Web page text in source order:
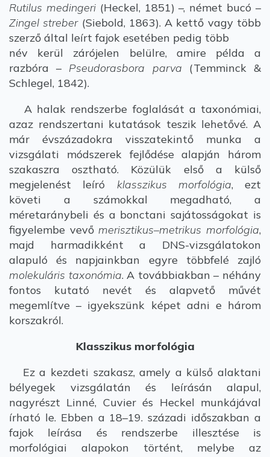
Rutilus medingeri (Heckel, 1851) –, német bucó –
Zingel streber(Siebold, 1863). A kettő vagy több
szerző által leírt fajok esetében pedig több
név kerül zárójelen belülre, amire példa a
razbóra – Pseudorasbora parva (Temminck &
Schlegel, 1842).
A halak rendszerbe foglalását a taxonómiai,
azaz rendszertani kutatások teszik lehetővé. A
már évszázadokra visszatekintő munka a
vizsgálati módszerek fejlődése alapján három
szakaszra osztható. Közülük első a külső
megjelenést leíró klasszikus morfológia, ezt
követi a számokkal megadható, a
méretaránybeli és a bonctani sajátosságokat is
figyelembe vevőmerisztikus–metrikus morfológia,
majd harmadikként a DNS-vizsgálatokon
alapuló és napjainkban egyre többfelé zajló
molekuláris taxonómia. A továbbiakban – néhány
fontos kutató nevét és alapvető művét
megemlítve – igyekszünk képet adni e három
korszakról.
Klasszikus morfológia
Ez a kezdeti szakasz, amely a külső alaktani
bélyegek vizsgálatán és leírásán alapul,
nagyrészt Linné, Cuvier és Heckel munkájával
írható le. Ebben a 18–19. századi időszakban a
fajok leírása és rendszerbe illesztése is
morfológiai alapokon történt, melybe az